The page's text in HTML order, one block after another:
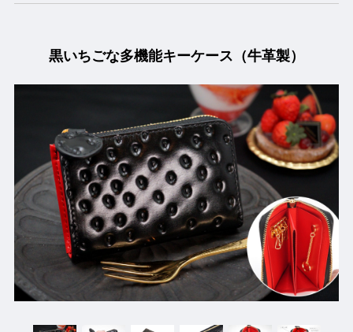
黒いちごな多機能キーケース（牛革製）